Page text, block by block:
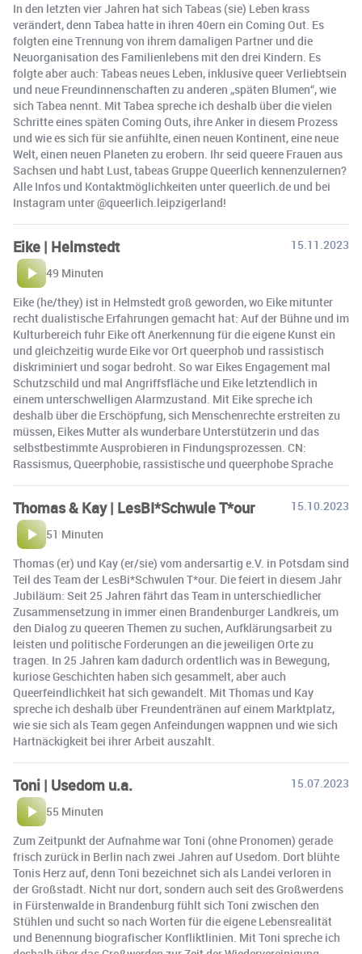
In den letzten vier Jahren hat sich Tabeas (sie) Leben krass
verändert, denn Tabea hatte in ihren 40ern ein Coming Out. Es
folgten eine Trennung von ihrem damaligen Partner und die
Neuorganisation des Familienlebens mit den drei Kindern. Es
folgte aber auch: Tabeas neues Leben, inklusive queer Verliebtsein
und neue Freundinnenschaften zu anderen „späten Blumen“, wie
sich Tabea nennt. Mit Tabea spreche ich deshalb über die vielen
Schritte eines späten Coming Outs, ihre Anker in diesem Prozess
und wie es sich für sie anfühlte, einen neuen Kontinent, eine neue
Welt, einen neuen Planeten zu erobern. Ihr seid queere Frauen aus
Sachsen und habt Lust, tabeas Gruppe Queerlich kennenzulernen?
Alle Infos und Kontaktmöglichkeiten unter queerlich.de und bei
Instagram unter @queerlich.leipzigerland!
Eike | Helmstedt
15.11.2023
49 Minuten
Eike (he/they) ist in Helmstedt groß geworden, wo Eike mitunter
recht dualistische Erfahrungen gemacht hat: Auf der Bühne und im
Kulturbereich fuhr Eike oft Anerkennung für die eigene Kunst ein
und gleichzeitig wurde Eike vor Ort queerphob und rassistisch
diskriminiert und sogar bedroht. So war Eikes Engagement mal
Schutzschild und mal Angriffsfläche und Eike letztendlich in
einem unterschwelligen Alarmzustand. Mit Eike spreche ich
deshalb über die Erschöpfung, sich Menschenrechte erstreiten zu
müssen, Eikes Mutter als wunderbare Unterstützerin und das
selbstbestimmte Ausprobieren in Findungsprozessen. CN:
Rassismus, Queerphobie, rassistische und queerphobe Sprache
Thomas & Kay | LesBI*Schwule T*our
15.10.2023
51 Minuten
Thomas (er) und Kay (er/sie) vom andersartig e.V. in Potsdam sind
Teil des Team der LesBi*Schwulen T*our. Die feiert in diesem Jahr
Jubiläum: Seit 25 Jahren fährt das Team in unterschiedlicher
Zusammensetzung in immer einen Brandenburger Landkreis, um
den Dialog zu queeren Themen zu suchen, Aufklärungsarbeit zu
leisten und politische Forderungen an die jeweiligen Orte zu
tragen. In 25 Jahren kam dadurch ordentlich was in Bewegung,
kuriose Geschichten haben sich gesammelt, aber auch
Queerfeindlichkeit hat sich gewandelt. Mit Thomas und Kay
spreche ich deshalb über Freundentränen auf einem Marktplatz,
wie sie sich als Team gegen Anfeindungen wappnen und wie sich
Hartnäckigkeit bei ihrer Arbeit auszahlt.
Toni | Usedom u.a.
15.07.2023
55 Minuten
Zum Zeitpunkt der Aufnahme war Toni (ohne Pronomen) gerade
frisch zurück in Berlin nach zwei Jahren auf Usedom. Dort blühte
Tonis Herz auf, denn Toni bezeichnet sich als Landei verloren in
der Großstadt. Nicht nur dort, sondern auch seit des Großwerdens
in Fürstenwalde in Brandenburg fühlt sich Toni zwischen den
Stühlen und sucht so nach Worten für die eigene Lebensrealität
und Benennung biografischer Konfliktlinien. Mit Toni spreche ich